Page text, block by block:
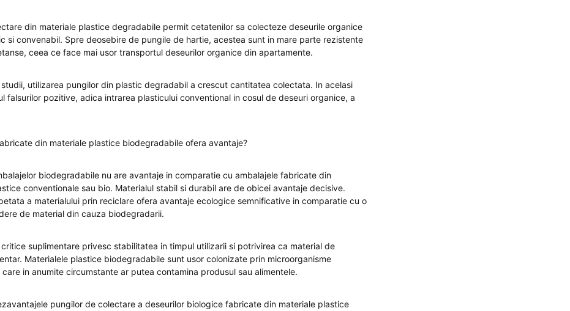
din materiale plastice degradabile permit cetatenilor sa colecteze deseurile organice
si convenabil. Spre deosebire de pungile de hartie, acestea sunt in mare parte rezistente
ceea ce face mai usor transportul deseurilor organice din apartamente.
studii, utilizarea pungilor din plastic degradabil a crescut cantitatea colectata. In acelasi
falsurilor pozitive, adica intrarea plasticului conventional in cosul de deseuri organice, a
din materiale plastice biodegradabile ofera avantaje?
biodegradabile nu are avantaje in comparatie cu ambalajele fabricate din
conventionale sau bio. Materialul stabil si durabil are de obicei avantaje decisive.
a materialului prin reciclare ofera avantaje ecologice semnificative in comparatie cu o
de material din cauza biodegradarii.
suplimentare privesc stabilitatea in timpul utilizarii si potrivirea ca material de
Materialele plastice biodegradabile sunt usor colonizate prin microorganisme
in anumite circumstante ar putea contamina produsul sau alimentele.
pungilor de colectare a deseurilor biologice fabricate din materiale plastice